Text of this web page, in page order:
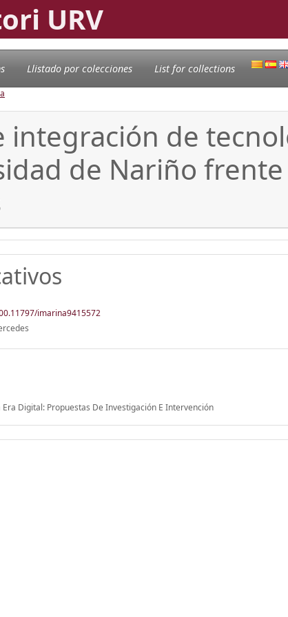
URV
Llistado por colecciones List for collections
integración de
de Nariño
imarina9415572
Era Digital: Propuestas De Investigación E Intervención